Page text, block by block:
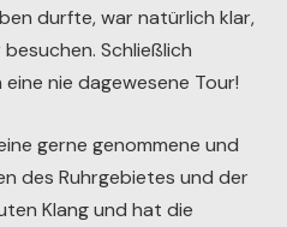
durfte, war natürlich klar,
Schließlich
nie dagewesene Tour!
gerne genommene und
des Ruhrgebietes und der
Klang und hat die